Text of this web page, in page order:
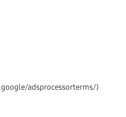
adsprocessorterms/)